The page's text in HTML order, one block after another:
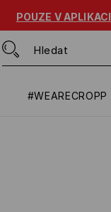
POUZE V APLIKACI
#WEARECROPP